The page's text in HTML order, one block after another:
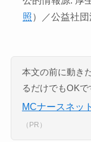
照）／公益社
本文の前に動き
るだけでもOKで
MCナースネッ
（PR）